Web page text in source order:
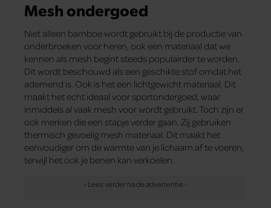
Mesh ondergoed
Niet alleen bamboe wordt gebruikt bij de productie van
onderbroeken voor heren, ook een materiaal dat we
kennen als mesh begint steeds populairder te worden.
Dit wordt beschouwd als een geschikte stof omdat het
ademend is. Ook is het een lichtgewicht materiaal. Dit
maakt het echt ideaal voor sportondergoed, waar
inmiddels al vaak mesh voor wordt gebruikt. Toch zijn er
ook merken die een stapje verder gaan. Zij gebruiken
thermisch gevoelig mesh materiaal. Dit maakt het
eenvoudiger om de warmte van je lichaam af te voeren,
terwijl het ook je benen kan verkoelen.